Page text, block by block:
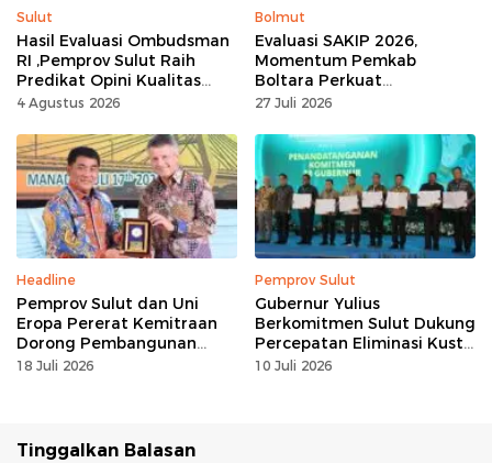
Sulut
Hasil Evaluasi Ombudsman
RI ,Pemprov Sulut Raih
Predikat Opini Kualitas
Tinggi Tanpa
4 Agustus 2026
Bolmut
Evaluasi SAKIP 2026,
Momentum Pemkab
Boltara Perkuat
Akuntabilitas dan Kinerja
27 Juli 2026
Headline
Pemprov Sulut dan Uni
Eropa Pererat Kemitraan
Dorong Pembangunan
Berkelanjutan
18 Juli 2026
Pemprov Sulut
Gubernur Yulius
Berkomitmen Sulut Dukung
Percepatan Eliminasi Kusta
dan Hapus Stigma
10 Juli 2026
Tinggalkan Balasan